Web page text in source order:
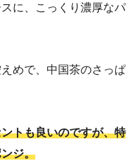
に、こっくり濃厚なパ
めで、中国茶のさっぱ
トも良いのですが、特
ジ。